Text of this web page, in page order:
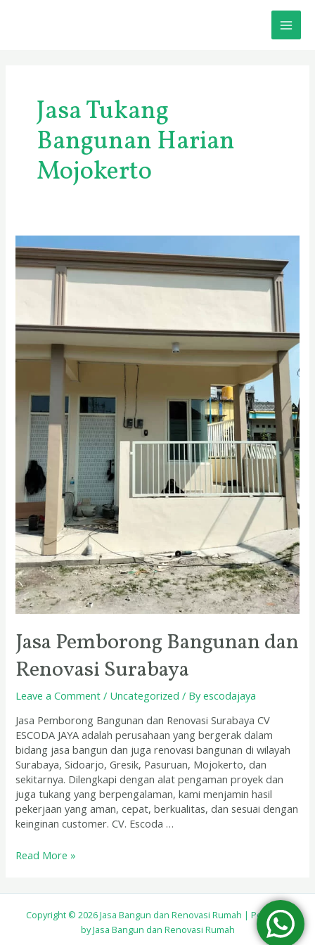
Jasa Tukang
Bangunan Harian
Mojokerto
Jasa Pemborong Bangunan dan
Renovasi Surabaya
Leave a Comment / Uncategorized / Byescodajaya
Jasa Pemborong Bangunan dan Renovasi Surabaya CV
ESCODA JAYA adalah perusahaan yang bergerak dalam
bidang jasa bangun dan juga renovasi bangunan di wilayah
Surabaya, Sidoarjo, Gresik, Pasuruan, Mojokerto, dan
sekitarnya. Dilengkapi dengan alat pengaman proyek dan
juga tukang yang berpengalaman, kami menjamin hasil
pekerjaan yang aman, cepat, berkualitas, dan sesuai dengan
keinginan customer. CV. Escoda …
Pemborong
Bangunan
Renovasi
Surabaya
Read More »
Copyright © 2026 Jasa Bangun dan Renovasi Rumah | Powered
by Jasa Bangun dan Renovasi Rumah